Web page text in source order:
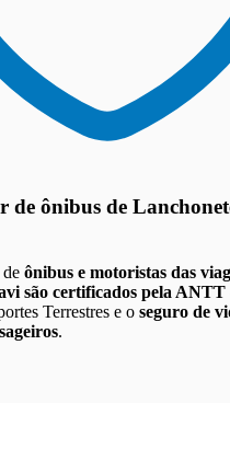
de ônibus de
de ônibus e motoristas das
são certificados pela ANTT
Terrestres e o seguro de
.